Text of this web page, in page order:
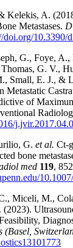
A.
Metastases.
doi.org/10.3390/
G., Foye, A.,
G. V.,
Small, E. J., &
of
G. et al. Ct-
bone
med 119,
Miceli, M.,
(2023).
(Basel,